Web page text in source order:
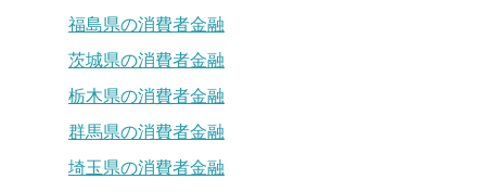
福島県の消費者金融
茨城県の消費者金融
栃木県の消費者金融
群馬県の消費者金融
埼玉県の消費者金融